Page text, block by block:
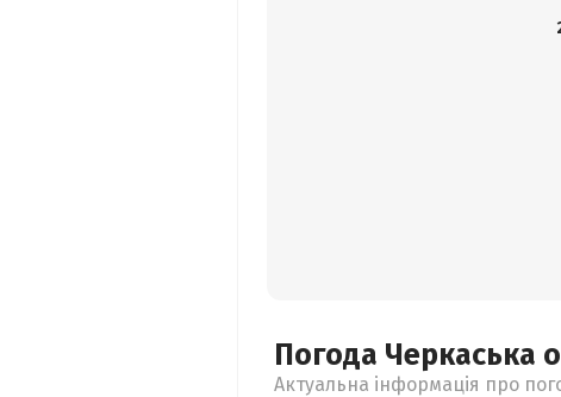
Погода Черкаська
Актуальна інформація про